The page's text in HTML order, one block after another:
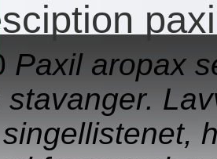
Paxil aropax
stavanger.